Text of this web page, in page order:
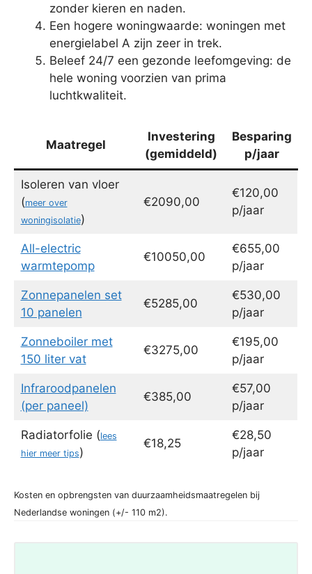
zonder kieren en naden.
Een hogere woningwaarde: woningen met
energielabel A zijn zeer in trek.
Beleef 24/7 een gezonde leefomgeving: de
hele woning voorzien van prima
luchtkwaliteit.
Maatregel
Investering
(gemiddeld)
Besparing
p/jaar
Isoleren van vloer
(meer over
woningisolatie)
€2090,00
€120,00
p/jaar
All-electric
warmtepomp
€10050,00
€655,00
p/jaar
Zonnepanelen set
10 panelen
€5285,00
€530,00
p/jaar
Zonneboiler met
150 liter vat
€3275,00
€195,00
p/jaar
Infraroodpanelen
(per paneel)
€385,00
€57,00
p/jaar
Radiatorfolie (lees
hier meer tips)
€18,25
€28,50
p/jaar
Kosten en opbrengsten van duurzaamheidsmaatregelen bij
Nederlandse woningen (+/- 110 m2).